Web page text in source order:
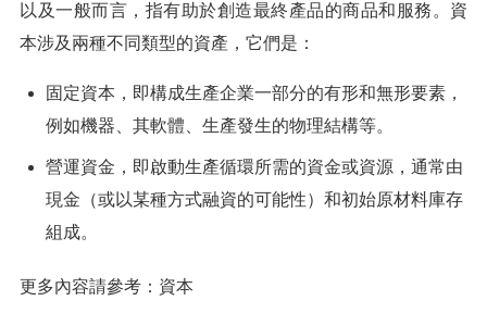
以及一般而言，指有助於創造最終產品的商品和服務。資
本涉及兩種不同類型的資產，它們是：
固定資本，即構成生產企業一部分的有形和無形要素，
例如機器、其軟體、生產發生的物理結構等。
營運資金，即啟動生產循環所需的資金或資源，通常由
現金（或以某種方式融資的可能性）和初始原材料庫存
組成。
更多內容請參考：資本